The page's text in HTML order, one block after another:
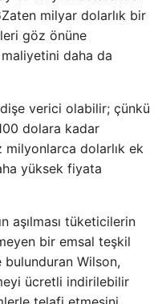
Zaten milyar dolarlık bir
göz önüne
maliyetini daha da
verici olabilir; çünkü
dolara kadar
milyonlarca dolarlık ek
yüksek fiyata
aşılması tüketicilerin
bir emsal teşkil
Wilson,
ücretli indirilebilir